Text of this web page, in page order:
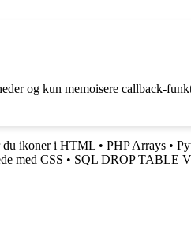
og kun memoisere callback-
du ikoner i HTML • PHP Arrays •
med CSS • SQL DROP TABLE